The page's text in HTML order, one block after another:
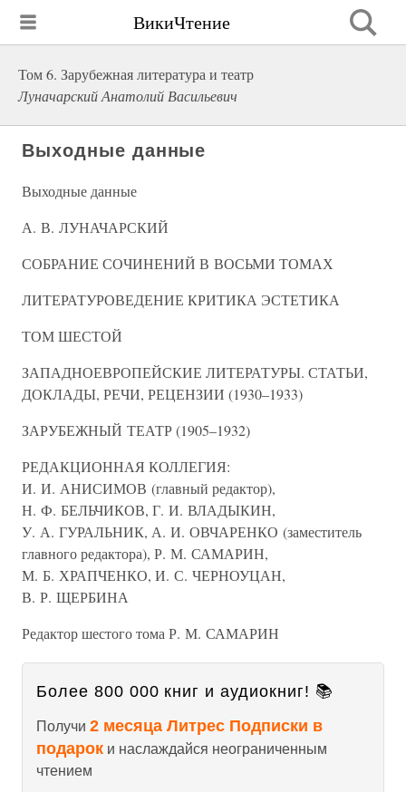
ВикиЧтение
Том 6. Зарубежная литература и театр
Луначарский Анатолий Васильевич
Выходные данные
Выходные данные
А. В. ЛУНАЧАРСКИЙ
СОБРАНИЕ СОЧИНЕНИЙ В ВОСЬМИ ТОМАХ
ЛИТЕРАТУРОВЕДЕНИЕ КРИТИКА ЭСТЕТИКА
ТОМ ШЕСТОЙ
ЗАПАДНОЕВРОПЕЙСКИЕ ЛИТЕРАТУРЫ. СТАТЬИ,
ДОКЛАДЫ, РЕЧИ, РЕЦЕНЗИИ (1930–1933)
ЗАРУБЕЖНЫЙ ТЕАТР (1905–1932)
РЕДАКЦИОННАЯ КОЛЛЕГИЯ:
И. И. АНИСИМОВ (главный редактор),
Н. Ф. БЕЛЬЧИКОВ, Г. И. ВЛАДЫКИН,
У. А. ГУРАЛЬНИК, А. И. ОВЧАРЕНКО (заместитель
главного редактора), Р. М. САМАРИН,
М. Б. ХРАПЧЕНКО, И. С. ЧЕРНОУЦАН,
В. Р. ЩЕРБИНА
Редактор шестого тома Р. М. САМАРИН
Более 800 000 книг и аудиокниг! 📚
Получи 2 месяца Литрес Подписки в
подарок и наслаждайся неограниченным
чтением